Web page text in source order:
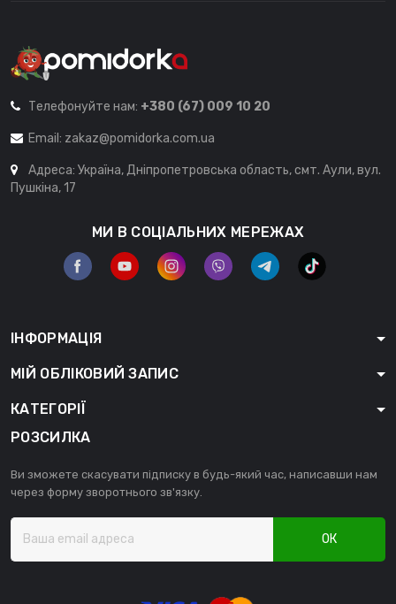
Телефонуйте нам: +380 (67) 009 10 20
Email: zakaz@pomidorka.com.ua
Адреса: Україна, Дніпропетровська область, смт. Аули, вул.
Пушкіна, 17
МИ В СОЦІАЛЬНИХ МЕРЕЖАХ
ІНФОРМАЦІЯ
МІЙ ОБЛІКОВИЙ ЗАПИС
КАТЕГОРІЇ
РОЗСИЛКА
Ви зможете скасувати підписку в будь-який час, написавши нам
через форму зворотнього зв'язку.
ОК